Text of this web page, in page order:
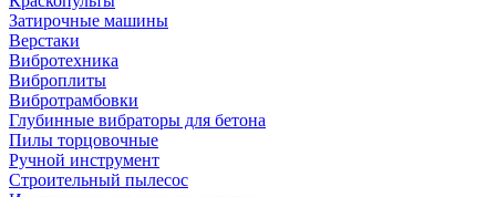
Затирочные машины
Верстаки
Вибротехника
Виброплиты
Вибротрамбовки
Глубинные вибраторы для бетона
Пилы торцовочные
Ручной инструмент
Строительный пылесос